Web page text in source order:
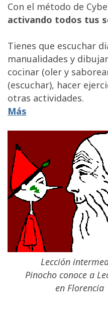
Con el método de
activando todos tus
Tienes que escuchar
manualidades y
cocinar (oler y
(escuchar), hacer
otras actividades.
Más
Lección
Pinocho conoce a
en Florencia